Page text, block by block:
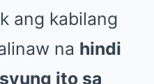
ang kabilang
na hindi
ito sa